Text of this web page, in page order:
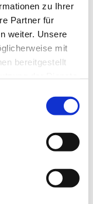
zu Ihrer
Partner für
weiter. Unsere
mit
bereitgestellt